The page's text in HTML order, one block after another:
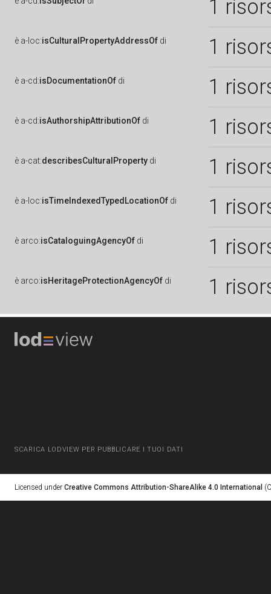
1
è a-loc:isCulturalPropertyAddressOf di 1
è a-cd:isDocumentationOf di 1
è a-cd:isAuthorshipAttributionOf di 1
è a-cat:describesCulturalProperty di 1
è a-loc:isTimeIndexedTypedLocationOf di 1
è arco:isCataloguingAgencyOf di 1
è arco:isHeritageProtectionAgencyOf di 1
SCARICA LODVIEW PER PUBBLICARE I TUOI DATI
Licensed under Creative Commons Attribution-ShareAlike 4.0 International